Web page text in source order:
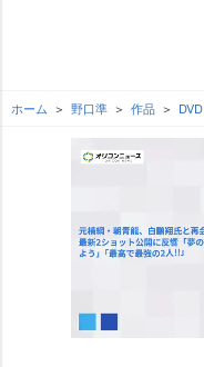
ホーム 野口準 作品 DVD